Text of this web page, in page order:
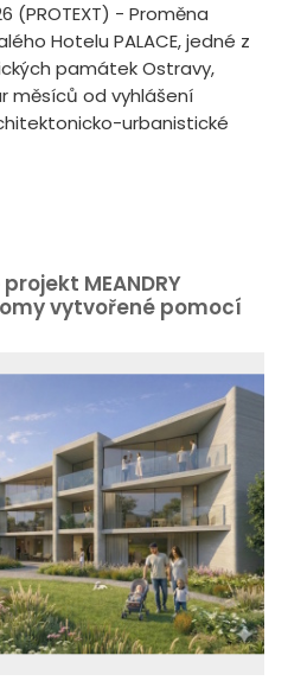
(PROTEXT) - Proměna
Hotelu PALACE, jedné z
památek Ostravy,
měsíců od vyhlášení
urbanistické
MEANDRY
vytvořené pomocí